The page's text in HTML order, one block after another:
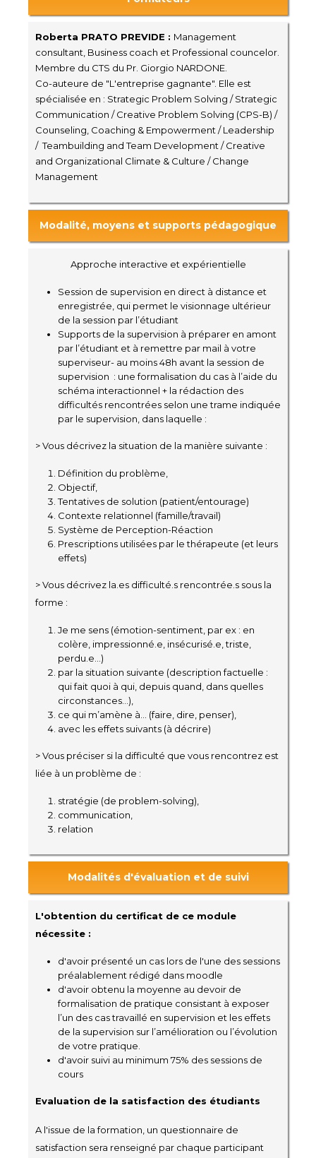
Roberta PRATO PREVIDE : Management
consultant, Business coach et Professional councelor.
Membre du CTS du Pr. Giorgio NARDONE.
Co-auteure de "L'entreprise gagnante". Elle est
spécialisée en : Strategic Problem Solving / Strategic
Communication / Creative Problem Solving (CPS-B) /
Counseling, Coaching & Empowerment / Leadership
/ Teambuilding and Team Development / Creative
and Organizational Climate & Culture / Change
Management
Modalité, moyens et supports pédagogique
Approche interactive et expérientielle
Session de supervision en direct à distance et
enregistrée, qui permet le visionnage ultérieur
de la session par l’étudiant
Supports de la supervision à préparer en amont
par l’étudiant et à remettre par mail à votre
superviseur- au moins 48h avant la session de
supervision : une formalisation du cas à l’aide du
schéma interactionnel + la rédaction des
difficultés rencontrées selon une trame indiquée
par le supervision, dans laquelle :
> Vous décrivez la situation de la manière suivante :
Définition du problème,
Objectif,
Tentatives de solution (patient/entourage)
Contexte relationnel (famille/travail)
Système de Perception-Réaction
Prescriptions utilisées par le thérapeute (et leurs
effets)
> Vous décrivez la.es difficulté.s rencontrée.s sous la
forme :
Je me sens (émotion-sentiment, par ex : en
colère, impressionné.e, insécurisé.e, triste,
perdu.e…)
par la situation suivante (description factuelle :
qui fait quoi à qui, depuis quand, dans quelles
circonstances...),
ce qui m’amène à... (faire, dire, penser),
avec les effets suivants (à décrire)
> Vous préciser si la difficulté que vous rencontrez est
liée à un problème de :
stratégie (de problem-solving),
communication,
relation
Modalités d'évaluation et de suivi
L'obtention du certificat de ce module
nécessite :
d'avoir présenté un cas lors de l'une des sessions
préalablement rédigé dans moodle
d'avoir obtenu la moyenne au devoir de
formalisation de pratique consistant à exposer
l’un des cas travaillé en supervision et les effets
de la supervision sur l’amélioration ou l’évolution
de votre pratique.
d'avoir suivi au minimum 75% des sessions de
cours
Evaluation de la satisfaction des étudiants
A l'issue de la formation, un questionnaire de
satisfaction sera renseigné par chaque participant